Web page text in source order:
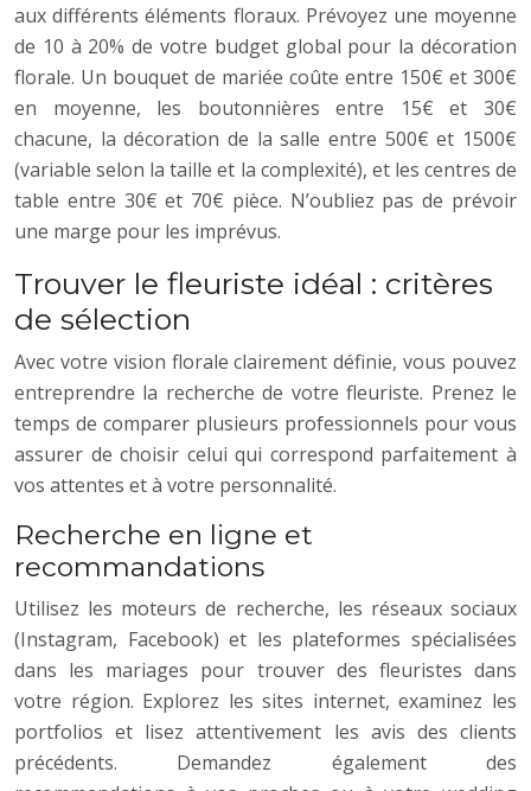
aux différents éléments floraux. Prévoyez une moyenne
de 10 à 20% de votre budget global pour la décoration
florale. Un bouquet de mariée coûte entre 150€ et 300€
en moyenne, les boutonnières entre 15€ et 30€
chacune, la décoration de la salle entre 500€ et 1500€
(variable selon la taille et la complexité), et les centres de
table entre 30€ et 70€ pièce. N’oubliez pas de prévoir
une marge pour les imprévus.
Trouver le fleuriste idéal : critères
de sélection
Avec votre vision florale clairement définie, vous pouvez
entreprendre la recherche de votre fleuriste. Prenez le
temps de comparer plusieurs professionnels pour vous
assurer de choisir celui qui correspond parfaitement à
vos attentes et à votre personnalité.
Recherche en ligne et
recommandations
Utilisez les moteurs de recherche, les réseaux sociaux
(Instagram, Facebook) et les plateformes spécialisées
dans les mariages pour trouver des fleuristes dans
votre région. Explorez les sites internet, examinez les
portfolios et lisez attentivement les avis des clients
précédents. Demandez également des